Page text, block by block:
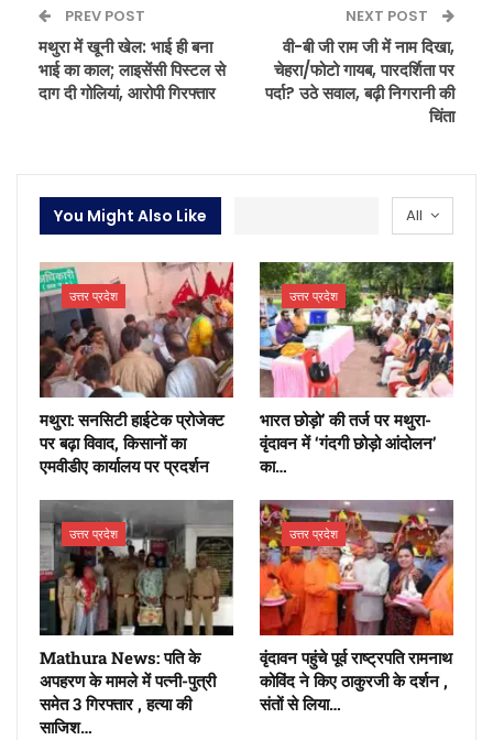
PREV POST
मथुरा में खूनी खेल: भाई ही बना
भाई का काल; लाइसेंसी पिस्टल से
दाग दी गोलियां, आरोपी गिरफ्तार
NEXT POST
वी-बी जी राम जी में नाम दिखा,
चेहरा/फोटो गायब, पारदर्शिता पर
पर्दा? उठे सवाल, बढ़ी निगरानी की
चिंता
All
You Might Also Like
उत्तर प्रदेश
मथुरा: सनसिटी हाईटेक प्रोजेक्ट
पर बढ़ा विवाद, किसानों का
एमवीडीए कार्यालय पर प्रदर्शन
उत्तर प्रदेश
भारत छोड़ो’ की तर्ज पर मथुरा-
वृंदावन में ‘गंदगी छोड़ो आंदोलन’
का…
उत्तर प्रदेश
Mathura News: पति के
अपहरण के मामले में पत्नी-पुत्री
समेत 3 गिरफ्तार , हत्या की
साजिश…
उत्तर प्रदेश
वृंदावन पहुंचे पूर्व राष्ट्रपति रामनाथ
कोविंद ने किए ठाकुरजी के दर्शन ,
संतों से लिया…